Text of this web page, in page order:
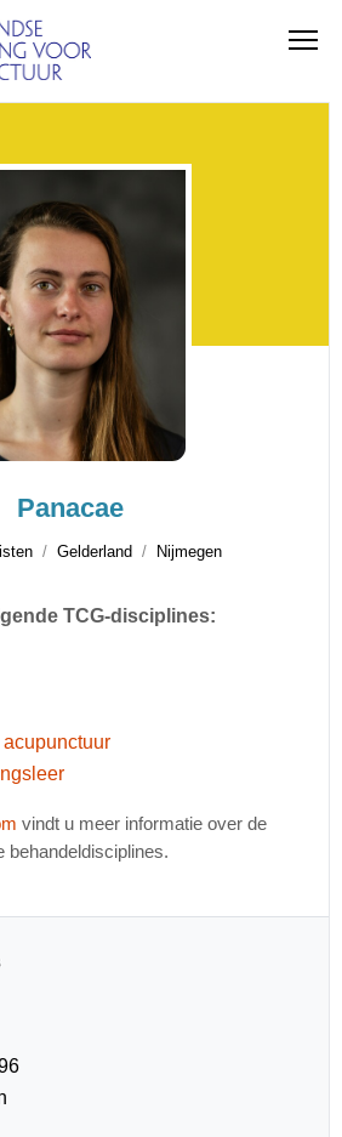
Panacae
Gelderland Nijmegen
TCG-disciplines:
vindt u meer informatie over de
behandeldisciplines.